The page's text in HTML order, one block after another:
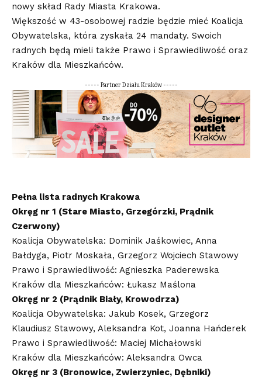
nowy skład Rady Miasta Krakowa.
Większość w 43-osobowej radzie będzie mieć Koalicja
Obywatelska, która zyskała 24 mandaty. Swoich
radnych będą mieli także Prawo i Sprawiedliwość oraz
Kraków dla Mieszkańców.
----- Partner Działu Kraków -----
Pełna lista radnych Krakowa
Okręg nr 1 (Stare Miasto, Grzegórzki, Prądnik
Czerwony)
Koalicja Obywatelska: Dominik Jaśkowiec, Anna
Bałdyga, Piotr Moskała, Grzegorz Wojciech Stawowy
Prawo i Sprawiedliwość: Agnieszka Paderewska
Kraków dla Mieszkańców: Łukasz Maślona
Okręg nr 2 (Prądnik Biały, Krowodrza)
Koalicja Obywatelska: Jakub Kosek, Grzegorz
Klaudiusz Stawowy, Aleksandra Kot, Joanna Hańderek
Prawo i Sprawiedliwość: Maciej Michałowski
Kraków dla Mieszkańców: Aleksandra Owca
Okręg nr 3 (Bronowice, Zwierzyniec, Dębniki)